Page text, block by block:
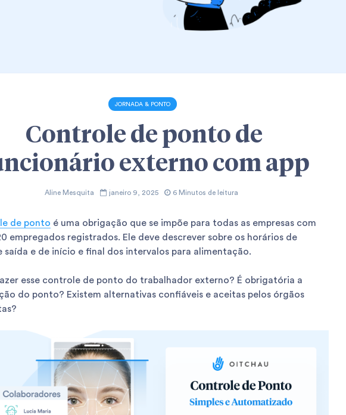
JORNADA & PONTO
Controle de ponto de
externo com app
Aline Mesquita janeiro 9, 2025 6 Minutos de leitura
de ponto é uma obrigação que se impõe para todas as empresas com
empregados registrados. Ele deve descrever sobre os horários de
saída e de início e final dos intervalos para alimentação.
esse controle de ponto do trabalhador externo? É obrigatória a
do ponto? Existem alternativas confiáveis e aceitas pelos órgãos